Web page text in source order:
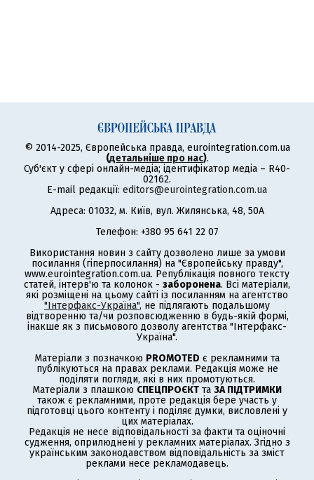
© 2014-2025, Європейська правда, eurointegration.com.ua
(детальніше про нас).
Суб'єкт у сфері онлайн-медіа; ідентифікатор медіа – R40-
02162.
E-mail редакції: editors@eurointegration.com.ua
Адреса: 01032, м. Київ, вул. Жилянська, 48, 50А
Телефон: +380 95 641 22 07
Використання новин з сайту дозволено лише за умови
посилання (гіперпосилання) на "Європейську правду",
www.eurointegration.com.ua. Републікація повного тексту
статей, інтерв'ю та колонок - заборонена. Всі матеріали,
які розміщені на цьому сайті із посиланням на агентство
"Інтерфакс-Україна", не підлягають подальшому
відтворенню та/чи розповсюдженню в будь-якій формі,
інакше як з письмового дозволу агентства "Інтерфакс-
Україна".
Матеріали з позначкою PROMOTED є рекламними та
публікуються на правах реклами. Редакція може не
поділяти погляди, які в них промотуються.
Матеріали з плашкою СПЕЦПРОЄКТ та ЗА ПІДТРИМКИ
також є рекламними, проте редакція бере участь у
підготовці цього контенту і поділяє думки, висловлені у
цих матеріалах.
Редакція не несе відповідальності за факти та оціночні
судження, оприлюднені у рекламних матеріалах. Згідно з
українським законодавством відповідальність за зміст
реклами несе рекламодавець.